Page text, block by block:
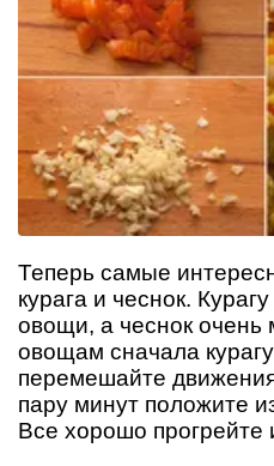
Теперь самые
курага и чеснок.
овощи, а чеснок очень
овощам сначала
перемешайте
пару минут положите
Все хорошо прогрейте